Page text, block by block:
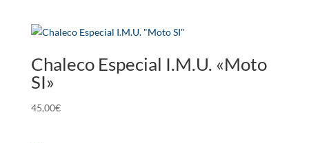
desde
hasta
Chaleco Especial I.M.U. «Moto
SI»
45,00€